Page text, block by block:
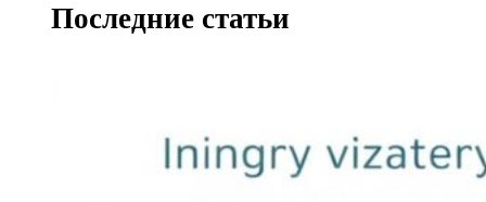
Последние статьи